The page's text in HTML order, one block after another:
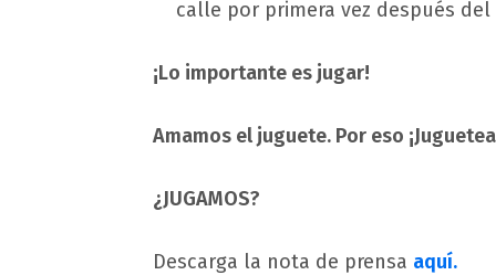
calle por primera vez después
¡Lo importante es jugar!
Amamos el juguete. Por eso
¿JUGAMOS?
Descarga la nota de prensa aquí.